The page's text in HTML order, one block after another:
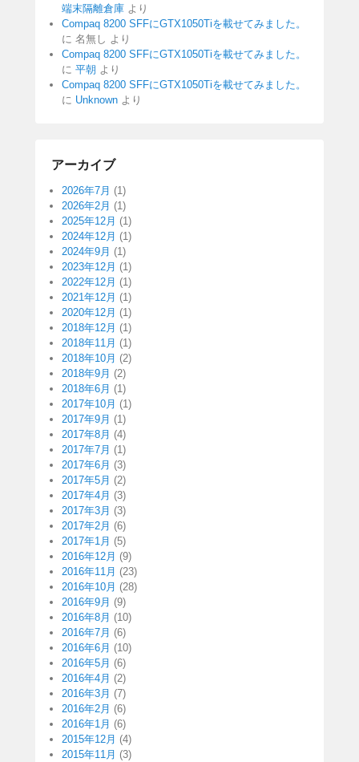
端末隔離倉庫 より
Compaq 8200 SFFにGTX1050Tiを載せてみました。
に 名無し より
Compaq 8200 SFFにGTX1050Tiを載せてみました。
に 平朝 より
Compaq 8200 SFFにGTX1050Tiを載せてみました。
に Unknown より
アーカイブ
2026年7月 (1)
2026年2月 (1)
2025年12月 (1)
2024年12月 (1)
2024年9月 (1)
2023年12月 (1)
2022年12月 (1)
2021年12月 (1)
2020年12月 (1)
2018年12月 (1)
2018年11月 (1)
2018年10月 (2)
2018年9月 (2)
2018年6月 (1)
2017年10月 (1)
2017年9月 (1)
2017年8月 (4)
2017年7月 (1)
2017年6月 (3)
2017年5月 (2)
2017年4月 (3)
2017年3月 (3)
2017年2月 (6)
2017年1月 (5)
2016年12月 (9)
2016年11月 (23)
2016年10月 (28)
2016年9月 (9)
2016年8月 (10)
2016年7月 (6)
2016年6月 (10)
2016年5月 (6)
2016年4月 (2)
2016年3月 (7)
2016年2月 (6)
2016年1月 (6)
2015年12月 (4)
2015年11月 (3)